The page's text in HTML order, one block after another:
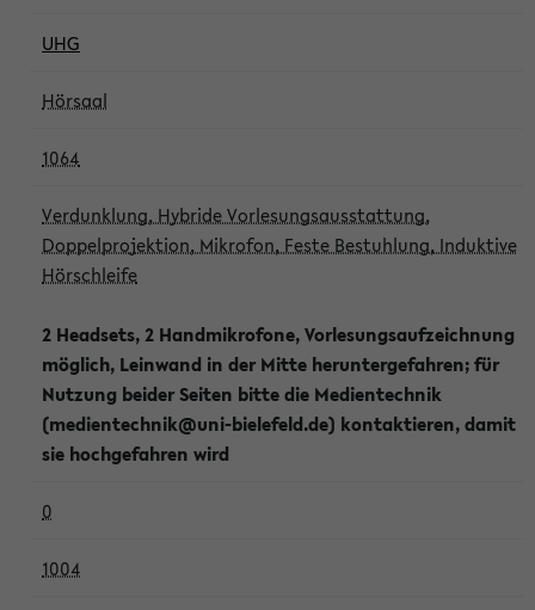
UHG
Hörsaal
1064
Verdunklung, Hybride Vorlesungsausstattung,
Doppelprojektion, Mikrofon, Feste Bestuhlung, Induktive
Hörschleife
2 Headsets, 2 Handmikrofone, Vorlesungsaufzeichnung
möglich, Leinwand in der Mitte heruntergefahren; für
Nutzung beider Seiten bitte die Medientechnik
(medientechnik@uni-bielefeld.de) kontaktieren, damit
sie hochgefahren wird
0
1004